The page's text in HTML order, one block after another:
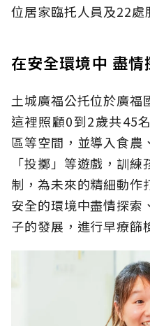
位居家臨托人員及22處
在安全環境中 盡情
土城廣福公托位於廣福
這裡照顧0到2歲共45
區等空間，並導入食農
「投擲」等遊戲，訓
制，為未來的精細動作
安全的環境中盡情探索
子的發展，進行早療篩